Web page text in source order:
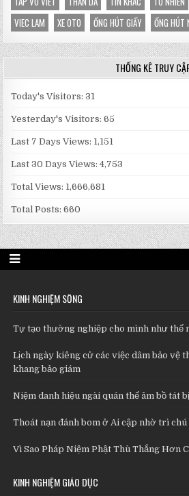
VIEC LAM
XE OTO ỐNG HÚT GIẤY ỐNG HÚT
THỐNG KÊ TRUY
Today's Visitors:31
Yesterday's Visitors:65
Last 7 Days Views: 1,151
Last 30 Days Views:4,753
Total Views: 1,666,681
Total Posts:660
KINH NGHIỆM SỐNG
Tự tạo thường nghiệp cho mình như thế
Lịch ngày kiêng cử các việc dâm bảo vệ
khang bảo giám
Niệm danh hiệu ngài quán thế âm bồ tát
Thoát nạn đánh bom ở Ai cập nhờ trì chú
Vì Sao Pháp Niệm Phật Thù Thắng Hơn
KINH NGHIỆM GIÁO DỤC